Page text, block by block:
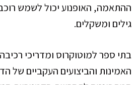
ההתאמה, האופנוע יכול לשמש
גילים ומשקלים.
בתי ספר למוטוקרוס ומדריכי
האמינות והביצועים העקביים של